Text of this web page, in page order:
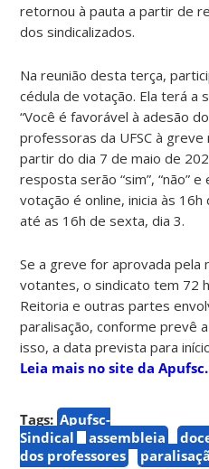
retornou à pauta a partir de
dos sindicalizados.
Na reunião desta terça,
cédula de votação. Ela terá a
“Você é favorável à adesão
professoras da UFSC à greve
partir do dia 7 de maio de
resposta serão “sim”, “não” e
votação é online, inicia às
até as 16h de sexta, dia 3.
Se a greve for aprovada pela
votantes, o sindicato tem 72
Reitoria e outras partes
paralisação, conforme prevê
isso, a data prevista para
Leia mais no site da Apufsc.
Tags: Apufsc-
Sindical
assembleia
dos professores